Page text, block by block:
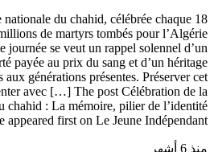
nationale du chahid, célébrée chaque 18
de martyrs tombés pour l’Algérie
journée se veut un rappel solennel d’un
payée au prix du sang et d’un héritage
générations présentes. Préserver cet
avec […] The post Célébration de la
chahid : La mémoire, pilier de l’identité
appeared first on Le Jeune Indépendant .
منذ 6 أشهر